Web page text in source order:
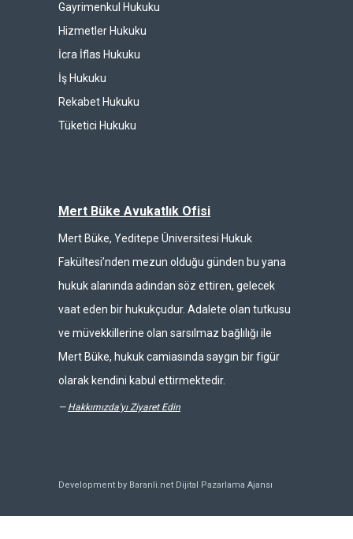
Gayrimenkul Hukuku
Hizmetler Hukuku
İcra İflas Hukuku
İş Hukuku
Rekabet Hukuku
Tüketici Hukuku
Mert Büke Avukatlık Ofisi
Mert Büke, Yeditepe Üniversitesi Hukuk
Fakültesi’nden mezun olduğu günden bu yana
hukuk alanında adından söz ettiren, gelecek
vaat eden bir hukukçudur. Adalete olan tutkusu
ve müvekkillerine olan sarsılmaz bağlılığı ile
Mert Büke, hukuk camiasında saygın bir figür
olarak kendini kabul ettirmektedir.
— Hakkımızda'yı Ziyaret Edin
Development by Baranli.net Dijital Pazarlama Ajansı